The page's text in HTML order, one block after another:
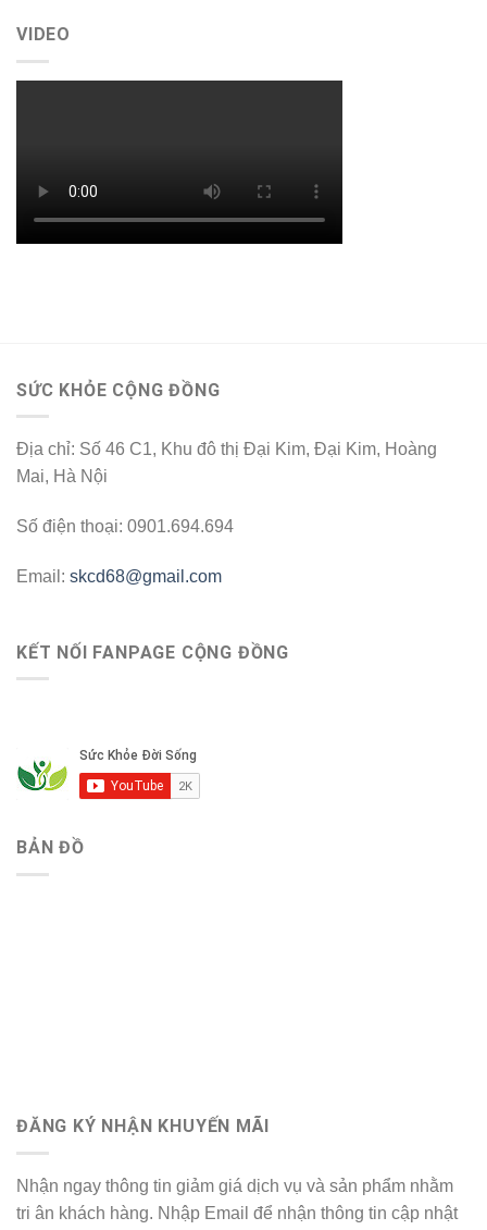
VIDEO
SỨC KHỎE CỘNG ĐỒNG
Địa chỉ: Số 46 C1, Khu đô thị Đại Kim, Đại Kim, Hoàng
Mai, Hà Nội
Số điện thoại: 0901.694.694
Email: skcd68@gmail.com
KẾT NỐI FANPAGE CỘNG ĐỒNG
BẢN ĐỒ
ĐĂNG KÝ NHẬN KHUYẾN MÃI
Nhận ngay thông tin giảm giá dịch vụ và sản phẩm nhằm
tri ân khách hàng. Nhập Email để nhận thông tin cập nhật